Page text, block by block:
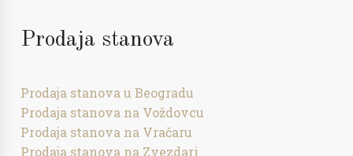
Prodaja stanova
Prodaja stanova u Beogradu
Prodaja stanova na Voždovcu
Prodaja stanova na Vračaru
Prodaja stanova na Zvezdari